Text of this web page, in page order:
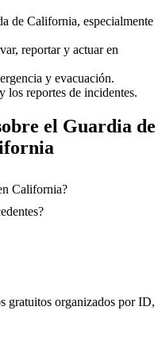
de California, especialmente
reportar y actuar en
y evacuación.
los reportes de incidentes.
el Guardia de
California?
gratuitos organizados por ID,